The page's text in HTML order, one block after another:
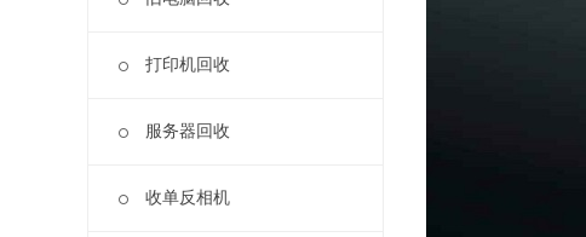
打印机回收
服务器回收
收单反相机